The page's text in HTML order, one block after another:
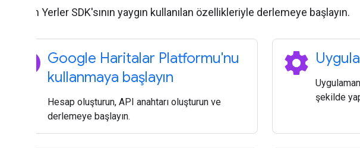
iOS için Yerler SDK'sının yaygın kullanılan özellikleriyle derlemeye başlayın.
explore Google Haritalar Platformu'nu
kullanmaya başlayın
Hesap oluşturun, API anahtarı oluşturun ve
derlemeye başlayın.
settings
şekilde